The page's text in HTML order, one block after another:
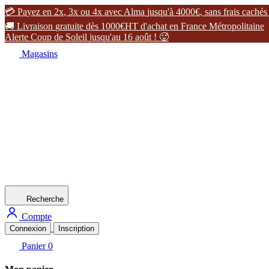
 Payez en 2x, 3x ou 4x avec Alma jusqu'à 4000€, sans frais cachés
 Livraison gratuite dès 1000€HT d'achat en France Métropolitaine
Alerte Coup de Soleil jusqu'au 16 août ! 
Magasins
Recherche
Compte
Connexion Inscription
Panier 0